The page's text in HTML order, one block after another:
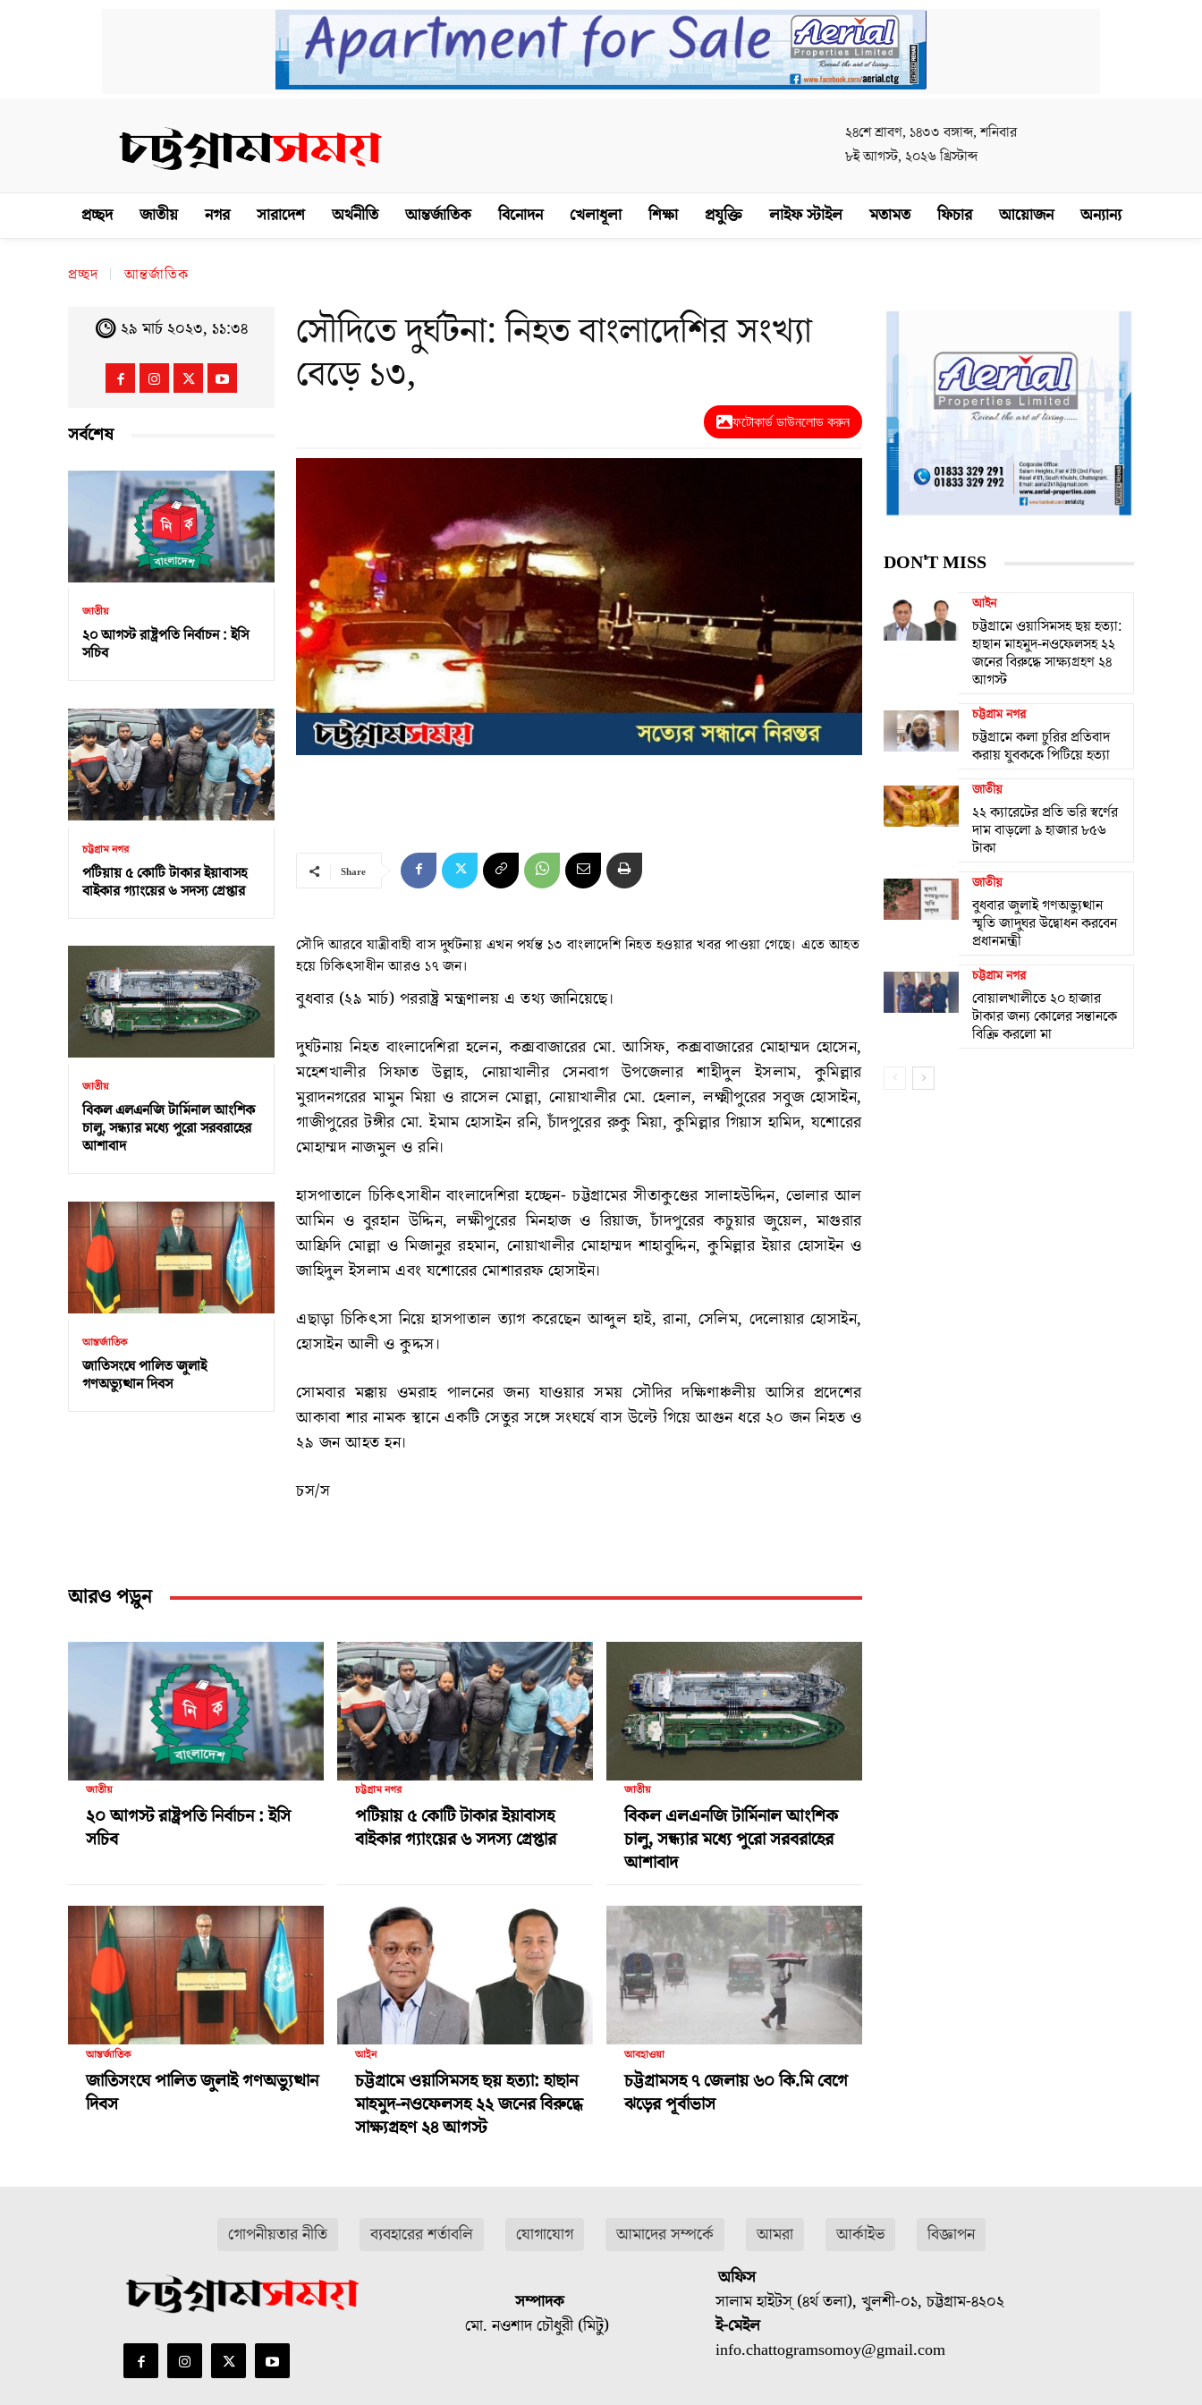
২৪শে শ্রাবণ, ১৪৩৩ বঙ্গাব্দ, শনিবার
৮ই আগস্ট, ২০২৬ খ্রিস্টাব্দ
প্রচ্ছদ জাতীয় নগর সারাদেশ অর্থনীতি আন্তর্জাতিক বিনোদন খেলাধূলা শিক্ষা প্রযুক্তি লাইফ স্টাইল মতামত ফিচার আয়োজন অন্যান্য
প্রচ্ছদ আন্তর্জাতিক
২৯ মার্চ ২০২৩, ১১:৩৪
সর্বশেষ
জাতীয়
২০ আগস্ট রাষ্ট্রপতি নির্বাচন : ইসি
সচিব
চট্টগ্রাম নগর
পটিয়ায় ৫ কোটি টাকার ইয়াবাসহ
বাইকার গ্যাংয়ের ৬ সদস্য গ্রেপ্তার
জাতীয়
বিকল এলএনজি টার্মিনাল আংশিক
চালু, সন্ধ্যার মধ্যে পুরো সরবরাহের
আশাবাদ
আন্তর্জাতিক
জাতিসংঘে পালিত জুলাই
গণঅভ্যুত্থান দিবস
সৌদিতে দুর্ঘটনা: নিহত বাংলাদেশির সংখ্যা
বেড়ে ১৩,
ফটোকার্ড ডাউনলোড করুন
Share
সৌদি আরবে যাত্রীবাহী বাস দুর্ঘটনায় এখন পর্যন্ত ১৩ বাংলাদেশি নিহত হওয়ার খবর পাওয়া গেছে। এতে আহত
হয়ে চিকিৎসাধীন আরও ১৭ জন।
বুধবার (২৯ মার্চ) পররাষ্ট্র মন্ত্রণালয় এ তথ্য জানিয়েছে।
দুর্ঘটনায় নিহত বাংলাদেশিরা হলেন, কক্সবাজারের মো. আসিফ, কক্সবাজারের মোহাম্মদ হোসেন,
মহেশখালীর সিফাত উল্লাহ, নোয়াখালীর সেনবাগ উপজেলার শাহীদুল ইসলাম, কুমিল্লার
মুরাদনগরের মামুন মিয়া ও রাসেল মোল্লা, নোয়াখালীর মো. হেলাল, লক্ষ্মীপুরের সবুজ হোসাইন,
গাজীপুরের টঙ্গীর মো. ইমাম হোসাইন রনি, চাঁদপুরের রুকু মিয়া, কুমিল্লার গিয়াস হামিদ, যশোরের
মোহাম্মদ নাজমুল ও রনি।
হাসপাতালে চিকিৎসাধীন বাংলাদেশিরা হচ্ছেন- চট্টগ্রামের সীতাকুণ্ডের সালাহউদ্দিন, ভোলার আল
আমিন ও বুরহান উদ্দিন, লক্ষীপুরের মিনহাজ ও রিয়াজ, চাঁদপুরের কচুয়ার জুয়েল, মাগুরার
আফ্রিদি মোল্লা ও মিজানুর রহমান, নোয়াখালীর মোহাম্মদ শাহাবুদ্দিন, কুমিল্লার ইয়ার হোসাইন ও
জাহিদুল ইসলাম এবং যশোরের মোশাররফ হোসাইন।
এছাড়া চিকিৎসা নিয়ে হাসপাতাল ত্যাগ করেছেন আব্দুল হাই, রানা, সেলিম, দেলোয়ার হোসাইন,
হোসাইন আলী ও কুদ্দস।
সোমবার মক্কায় ওমরাহ পালনের জন্য যাওয়ার সময় সৌদির দক্ষিণাঞ্চলীয় আসির প্রদেশের
আকাবা শার নামক স্থানে একটি সেতুর সঙ্গে সংঘর্ষে বাস উল্টে গিয়ে আগুন ধরে ২০ জন নিহত ও
২৯ জন আহত হন।
চস/স
আরও পড়ুন
জাতীয়
২০ আগস্ট রাষ্ট্রপতি নির্বাচন : ইসি
সচিব
চট্টগ্রাম নগর
পটিয়ায় ৫ কোটি টাকার ইয়াবাসহ
বাইকার গ্যাংয়ের ৬ সদস্য গ্রেপ্তার
জাতীয়
বিকল এলএনজি টার্মিনাল আংশিক
চালু, সন্ধ্যার মধ্যে পুরো সরবরাহের
আশাবাদ
আন্তর্জাতিক
জাতিসংঘে পালিত জুলাই গণঅভ্যুত্থান
দিবস
আইন
চট্টগ্রামে ওয়াসিমসহ ছয় হত্যা: হাছান
মাহমুদ-নওফেলসহ ২২ জনের বিরুদ্ধে
সাক্ষ্যগ্রহণ ২৪ আগস্ট
আবহাওয়া
চট্টগ্রামসহ ৭ জেলায় ৬০ কি.মি বেগে
ঝড়ের পূর্বাভাস
DON'T MISS
আইন
চট্টগ্রামে ওয়াসিমসহ ছয় হত্যা:
হাছান মাহমুদ-নওফেলসহ ২২
জনের বিরুদ্ধে সাক্ষ্যগ্রহণ ২৪
আগস্ট
চট্টগ্রাম নগর
চট্টগ্রামে কলা চুরির প্রতিবাদ
করায় যুবককে পিটিয়ে হত্যা
জাতীয়
২২ ক্যারেটের প্রতি ভরি স্বর্ণের
দাম বাড়লো ৯ হাজার ৮৫৬
টাকা
জাতীয়
বুধবার জুলাই গণঅভ্যুত্থান
স্মৃতি জাদুঘর উদ্বোধন করবেন
প্রধানমন্ত্রী
চট্টগ্রাম নগর
বোয়ালখালীতে ২০ হাজার
টাকার জন্য কোলের সন্তানকে
বিক্রি করলো মা
গোপনীয়তার নীতি ব্যবহারের শর্তাবলি যোগাযোগ আমাদের সম্পর্কে আমরা আর্কাইভ বিজ্ঞাপন
সম্পাদক
মো. নওশাদ চৌধুরী (মিটু)
অফিস
সালাম হাইটস্ (৪র্থ তলা), খুলশী-০১, চট্টগ্রাম-৪২০২
ই-মেইল
info.chattogramsomoy@gmail.com